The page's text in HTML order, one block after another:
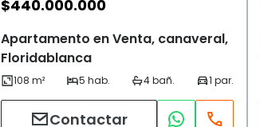
$440.000.000
Apartamento en Venta, canaveral,
Floridablanca
Contactar